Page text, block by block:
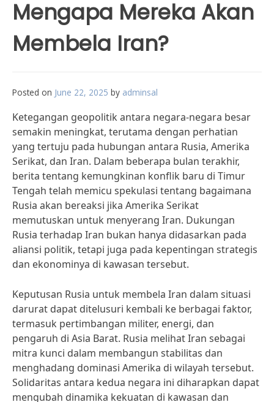
Mengapa Mereka Akan
Membela Iran?
Posted on June 22, 2025 by adminsal
Ketegangan geopolitik antara negara-negara besar
semakin meningkat, terutama dengan perhatian
yang tertuju pada hubungan antara Rusia, Amerika
Serikat, dan Iran. Dalam beberapa bulan terakhir,
berita tentang kemungkinan konflik baru di Timur
Tengah telah memicu spekulasi tentang bagaimana
Rusia akan bereaksi jika Amerika Serikat
memutuskan untuk menyerang Iran. Dukungan
Rusia terhadap Iran bukan hanya didasarkan pada
aliansi politik, tetapi juga pada kepentingan strategis
dan ekonominya di kawasan tersebut.
Keputusan Rusia untuk membela Iran dalam situasi
darurat dapat ditelusuri kembali ke berbagai faktor,
termasuk pertimbangan militer, energi, dan
pengaruh di Asia Barat. Rusia melihat Iran sebagai
mitra kunci dalam membangun stabilitas dan
menghadang dominasi Amerika di wilayah tersebut.
Solidaritas antara kedua negara ini diharapkan dapat
mengubah dinamika kekuatan di kawasan dan